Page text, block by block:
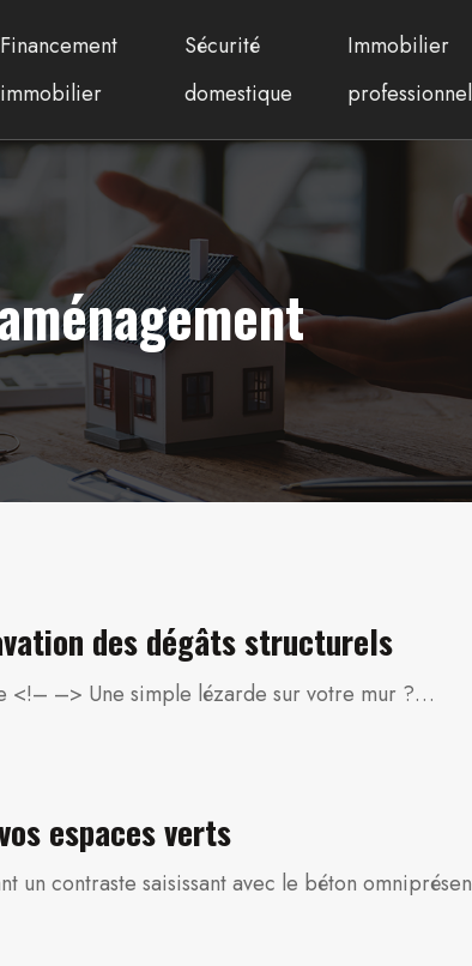
Financement
immobilier
Sécurité
domestique
Immobilier
professionnel
des dégâts structurels
<!– –> Une simple lézarde sur votre mur ?…
espaces verts
un contraste saisissant avec le béton